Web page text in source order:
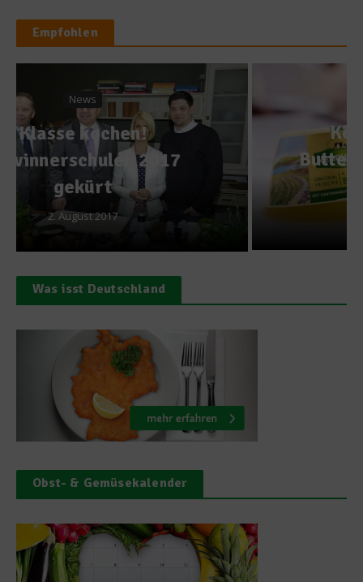
Empfohlen
Kochen & Rezepte
Kerrygold sucht den
Butterkönig – 2 Topfsets zu
gewinnen
15. April 2014
Was isst Deutschland
Obst- & Gemüsekalender